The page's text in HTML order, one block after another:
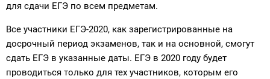
для сдачи ЕГЭ по всем предметам.
Все участники ЕГЭ-2020, как зарегистрированные на
досрочный период экзаменов, так и на основной, смогут
сдать ЕГЭ в указанные даты. ЕГЭ в 2020 году будет
проводиться только для тех участников, которым его